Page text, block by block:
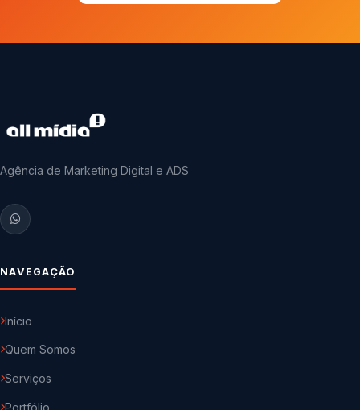
Agência de Marketing Digital e ADS
NAVEGAÇÃO
Início
Quem Somos
Serviços
Portfólio